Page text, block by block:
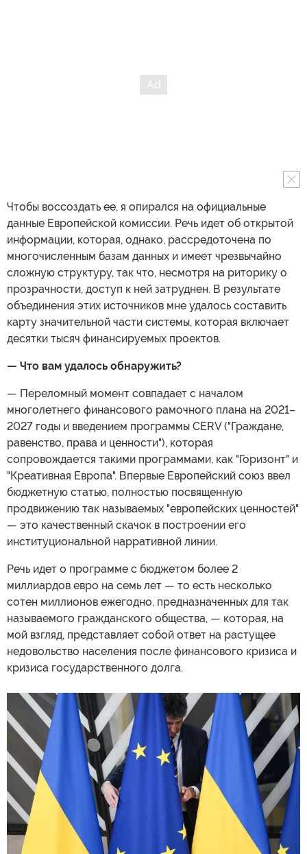
Чтобы воссоздать ее, я опирался на официальные
данные Европейской комиссии. Речь идет об открытой
информации, которая, однако, рассредоточена по
многочисленным базам данных и имеет чрезвычайно
сложную структуру, так что, несмотря на риторику о
прозрачности, доступ к ней затруднен. В результате
объединения этих источников мне удалось составить
карту значительной части системы, которая включает
десятки тысяч финансируемых проектов.
— Что вам удалось обнаружить?
— Переломный момент совпадает с началом
многолетнего финансового рамочного плана на 2021–
2027 годы и введением программы CERV ("Граждане,
равенство, права и ценности"), которая
сопровождается такими программами, как "Горизонт" и
"Креативная Европа". Впервые Европейский союз ввел
бюджетную статью, полностью посвященную
продвижению так называемых "европейских ценностей"
— это качественный скачок в построении его
институциональной нарративной линии.
Речь идет о программе с бюджетом более 2
миллиардов евро на семь лет — то есть несколько
сотен миллионов ежегодно, предназначенных для так
называемого гражданского общества, — которая, на
мой взгляд, представляет собой ответ на растущее
недовольство населения после финансового кризиса и
кризиса государственного долга.